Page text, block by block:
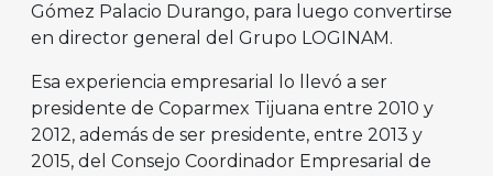
Gómez Palacio Durango, para luego convertirse
en director general del Grupo LOGINAM.
Esa experiencia empresarial lo llevó a ser
presidente de Coparmex Tijuana entre 2010 y
2012, además de ser presidente, entre 2013 y
2015, del Consejo Coordinador Empresarial de